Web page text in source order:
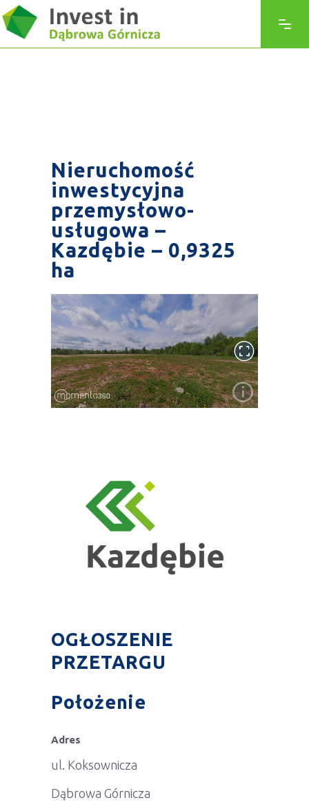
Nieruchomość
inwestycyjna
przemysłowo-
usługowa –
Kazdębie – 0,9325
ha
OGŁOSZENIE
PRZETARGU
Położenie
Adres
ul. Koksownicza
Dąbrowa Górnicza